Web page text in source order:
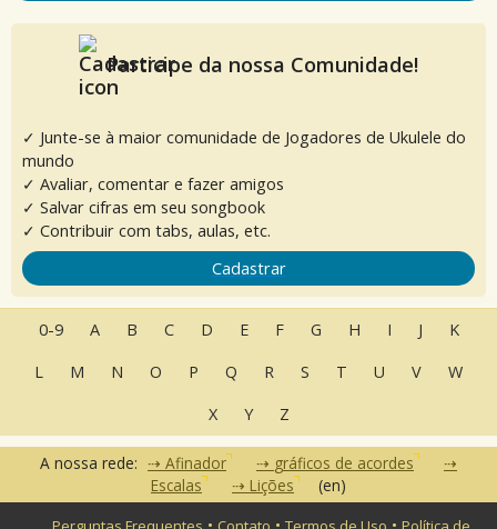
Participe da nossa Comunidade!
✓ Junte-se à maior comunidade de Jogadores de Ukulele do
mundo
✓ Avaliar, comentar e fazer amigos
✓ Salvar cifras em seu songbook
✓ Contribuir com tabs, aulas, etc.
Cadastrar
0-9 A B C D E F G H I J
K
L
M N O P Q R S T U V
W
X
Y Z
A nossa rede: Afinador
gráficos de acordes
Escalas
Lições (en)